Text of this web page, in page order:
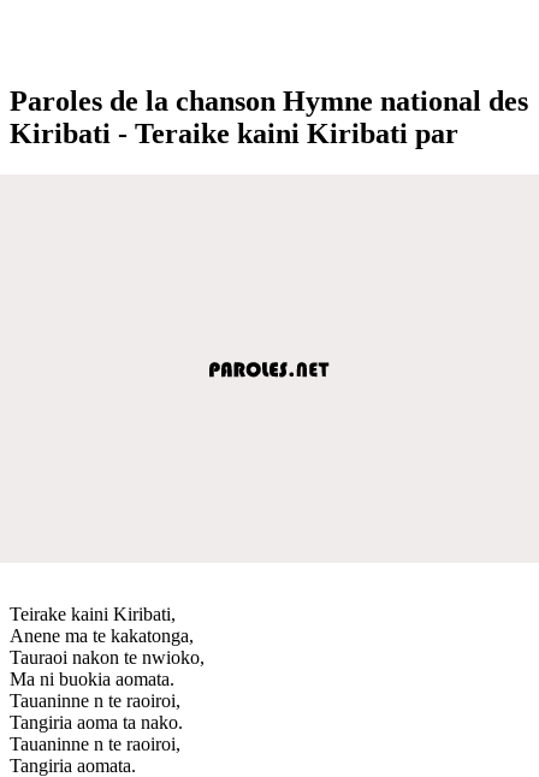
Paroles de la chanson Hymne national des
Kiribati - Teraike kaini Kiribati par
Teirake kaini Kiribati,
Anene ma te kakatonga,
Tauraoi nakon te nwioko,
Ma ni buokia aomata.
Tauaninne n te raoiroi,
Tangiria aoma ta nako.
Tauaninne n te raoiroi,
Tangiria aomata.